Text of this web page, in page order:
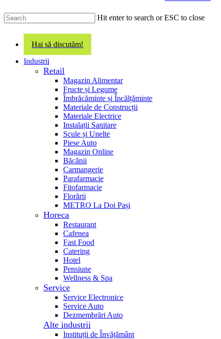
content
Hit enter to search or ESC to close
Search
Hai să discutăm!
search
Menu Industrii
Retail
Magazin Alimentar
Fructe și Legume
Îmbrăcăminte și Încălțăminte
Materiale de Construcții
Materiale Electrice
Instalații Sanitare
Scule și Unelte
Piese Auto
Magazin Online
Băcănii
Carmangerie
Parafarmacie
Fitofarmacie
Florării
METRO La Doi Pași
Horeca
Restaurant
Cafenea
Fast Food
Catering
Hotel
Pensiune
Wellness & Spa
Service
Service Electronice
Service Auto
Dezmembrări Auto
Alte industrii
Instituții de Învățământ